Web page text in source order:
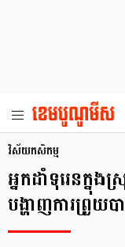
វិស័យ​កសិកម្ម
អ្នកដាំទុរេនក្នុង
បង្ហាញការព្រួយប